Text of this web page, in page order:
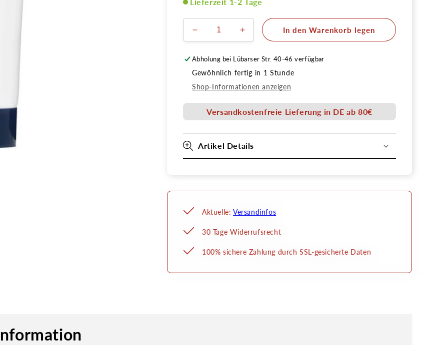
Lieferzeit 1-2 Tage
Verringere
die
Menge
ALL
PUR
und
MakeUp
Erhöhe
die
Menge
ALL
PUR
und
MakeUp
In den Warenkorb legen
Abholung bei Lübarser Str. 40-46 verfügbar
Gewöhnlich fertig in 1 Stunde
Shop-Informationen anzeigen
Versandkostenfreie Lieferung in DE ab 80€
Artikel Details
Aktuelle: Versandinfos
30 Tage Widerrufsrecht
100% sichere Zahlung durch SSL-gesicherte Daten